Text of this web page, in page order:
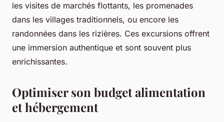
les visites de marchés flottants, les promenades
dans les villages traditionnels, ou encore les
randonnées dans les rizières. Ces excursions offrent
une immersion authentique et sont souvent plus
enrichissantes.
Optimiser son budget alimentation
et hébergement